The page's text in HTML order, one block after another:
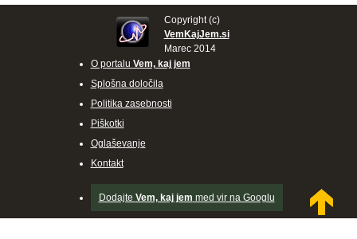
Copyright (c)
VemKajJem.si
Marec 2014
O portalu Vem, kaj jem
Splošna določila
Politika zasebnosti
Piškotki
Oglaševanje
Kontakt
Dodajte Vem, kaj jem med vir na Googlu